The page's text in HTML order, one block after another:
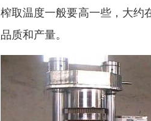
榨取温度一般要高一些，大
品质和产量。